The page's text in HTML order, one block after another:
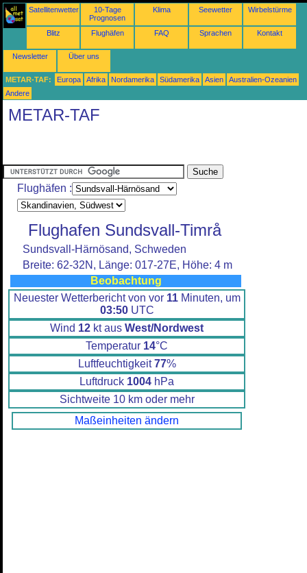
Satellitenwetter
10-Tage
Prognosen
Klima Seewetter Wirbelstürme
Blitz Flughäfen FAQ Sprachen Kontakt
Newsletter Über uns
METAR-TAF: Europa Afrika Nordamerika Südamerika Asien
Australien-Ozeanien
Andere
METAR-TAF
Flughäfen :
Flughafen Sundsvall-Timrå
Sundsvall-Härnösand, Schweden
Breite: 62-32N, Länge: 017-27E, Höhe: 4 m
Beobachtung
Neuester Wetterbericht von vor 11Minuten, um
03:50UTC
Wind 12 kt aus West/Nordwest
Temperatur 14°C
Luftfeuchtigkeit77%
Luftdruck 1004 hPa
Sichtweite 10 km oder mehr
Maßeinheiten ändern